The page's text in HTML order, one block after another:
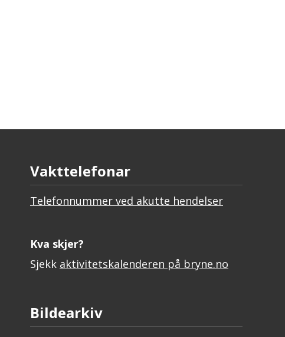
Vakttelefonar
Telefonnummer ved akutte hendelser
Kva skjer?
Sjekk aktivitetskalenderen på bryne.no
Bildearkiv